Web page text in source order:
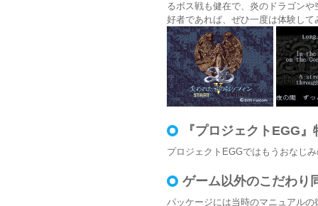
るボス戦も健在で、炎のドラゴン
好者であれば、ぜひ一度は体験し
『プロジェクトEGG
プロジェクトEGGではもうおなじ
ゲーム以外のこだわ
パッケージには当時のマニュアル